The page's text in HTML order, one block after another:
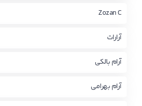
Zozan C
آرارات
آرام بالکی
آرام بهرامی